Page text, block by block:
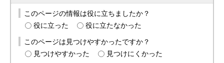
このページの情報は役に立ちましたか？
役に立った
役に立たなかった
このページは見つけやすかったですか？
見つけやすかった
見つけにくかった